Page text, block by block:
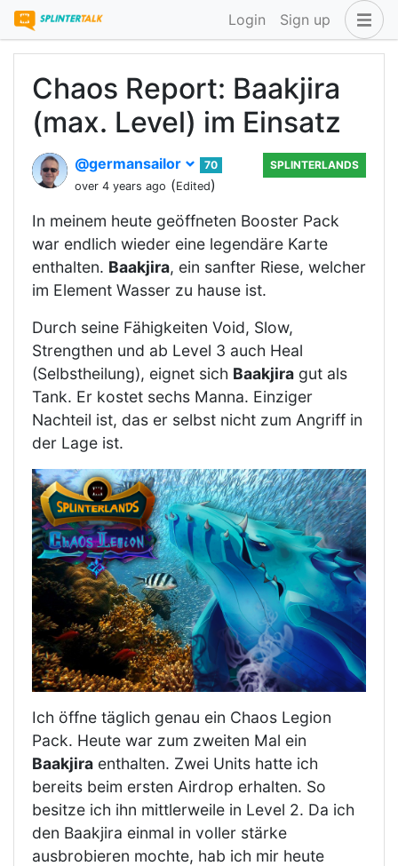
Login Sign up
Chaos Report: Baakjira
(max. Level) im Einsatz
@germansailor
70
over 4 years ago (Edited)
SPLINTERLANDS
In meinem heute geöffneten Booster Pack
war endlich wieder eine legendäre Karte
enthalten. Baakjira, ein sanfter Riese, welcher
im Element Wasser zu hause ist.
Durch seine Fähigkeiten Void, Slow,
Strengthen und ab Level 3 auch Heal
(Selbstheilung), eignet sich Baakjira gut als
Tank. Er kostet sechs Manna. Einziger
Nachteil ist, das er selbst nicht zum Angriff in
der Lage ist.
Ich öffne täglich genau ein Chaos Legion
Pack. Heute war zum zweiten Mal ein
Baakjira enthalten. Zwei Units hatte ich
bereits beim ersten Airdrop erhalten. So
besitze ich ihn mittlerweile in Level 2. Da ich
den Baakjira einmal in voller stärke
ausbrobieren mochte, hab ich mir heute